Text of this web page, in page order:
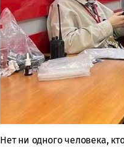
Нет ни одного человека,